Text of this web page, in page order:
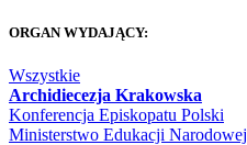
ORGAN WYDAJĄCY:
Wszystkie
Archidiecezja Krakowska
Konferencja Episkopatu Polski
Ministerstwo Edukacji Narodowej